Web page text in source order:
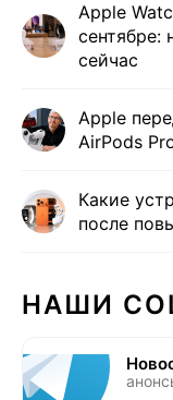
Apple
сентябре:
сейчас
Apple
AirPods
Какие
после
НАШИ